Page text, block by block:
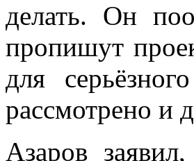
делать. Он
пропишут
для
рассмотрено и
Азаров